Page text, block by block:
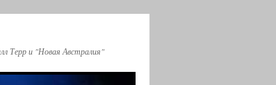
Терр и "Новая Австралия"